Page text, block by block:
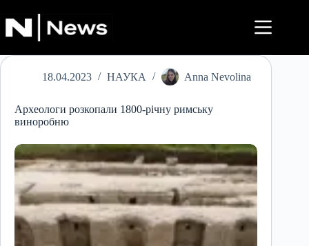
до
вмісту
18.04.2023 НАУКА Anna Nevolina
Археологи розкопали 1800-річну римську
виноробню